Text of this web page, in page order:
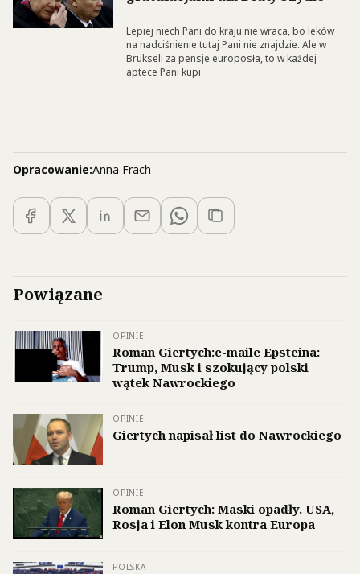
Lepiej niech Pani do kraju nie wraca, bo leków
na nadciśnienie tutaj Pani nie znajdzie. Ale w
Brukseli za pensje europosła, to w każdej
aptece Pani kupi
Opracowanie:Anna Frach
Powiązane
OPINIE
Roman Giertych:e-maile Epsteina:
Trump, Musk i szokujący polski
wątek Nawrockiego
OPINIE
Giertych napisał list do Nawrockiego
OPINIE
Roman Giertych: Maski opadły. USA,
Rosja i Elon Musk kontra Europa
POLSKA